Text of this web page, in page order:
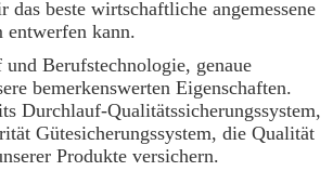
das beste wirtschaftliche angemessene
entwerfen kann.
Berufstechnologie, genaue
bemerkenswerten Eigenschaften.
Durchlauf-Qualitätssicherungssystem,
Gütesicherungssystem, die Qualität
Produkte versichern.